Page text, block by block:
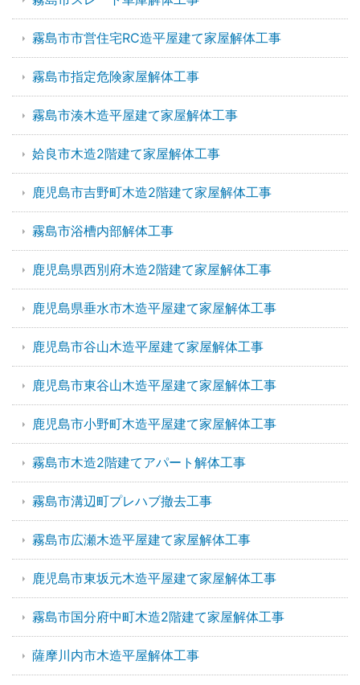
霧島市市営住宅RC造平屋建て家屋解体工事
霧島市指定危険家屋解体工事
霧島市湊木造平屋建て家屋解体工事
姶良市木造2階建て家屋解体工事
鹿児島市吉野町木造2階建て家屋解体工事
霧島市浴槽内部解体工事
鹿児島県西別府木造2階建て家屋解体工事
鹿児島県垂水市木造平屋建て家屋解体工事
鹿児島市谷山木造平屋建て家屋解体工事
鹿児島市東谷山木造平屋建て家屋解体工事
鹿児島市小野町木造平屋建て家屋解体工事
霧島市木造2階建てアパート解体工事
霧島市溝辺町プレハブ撤去工事
霧島市広瀬木造平屋建て家屋解体工事
鹿児島市東坂元木造平屋建て家屋解体工事
霧島市国分府中町木造2階建て家屋解体工事
薩摩川内市木造平屋解体工事